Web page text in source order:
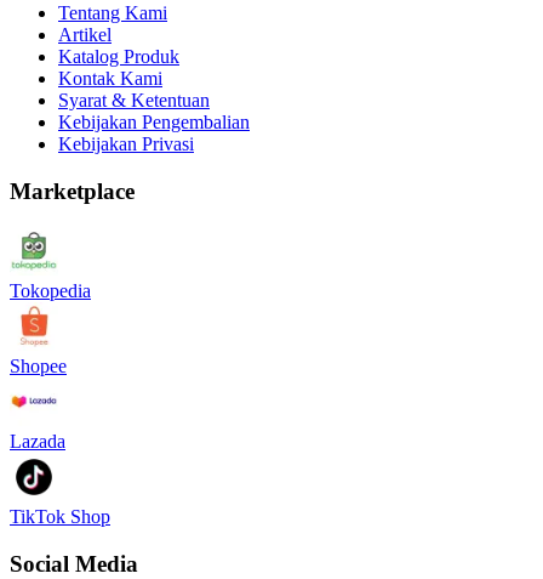
Tentang Kami
Artikel
Katalog Produk
Kontak Kami
Syarat & Ketentuan
Kebijakan Pengembalian
Kebijakan Privasi
Marketplace
Tokopedia
Shopee
Lazada
TikTok Shop
Social Media